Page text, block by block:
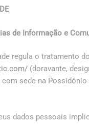
de Informação e
regula o tratamento
(doravante,
sede na
dados pessoais